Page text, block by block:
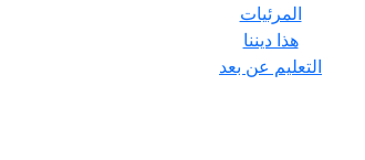
المرئيات
هذا ديننا
التعليم عن بعد